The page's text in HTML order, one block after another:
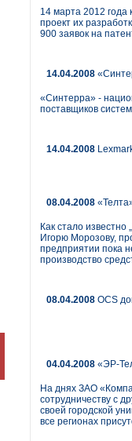
14 марта 2012 года
проект их
900 заявок на
14.04.2008
«Синтерра» -
поставщиков
14.04.2008
08.04.2008
Как стало
Игорю Морозову,
предприятии пока
производство
08.04.2008 OCS
04.04.2008 «ЭР-
На днях ЗАО
сотрудничеству с
своей городской
все регионах